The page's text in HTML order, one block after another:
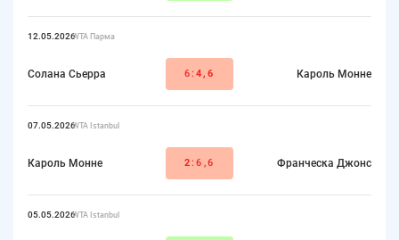
12.05.2026WTA Парма
Солана Сьерра 6: 4,6 Кароль Монне
07.05.2026WTA Istanbul
Кароль Монне 2:6,6 Франческа Джонс
05.05.2026WTA Istanbul